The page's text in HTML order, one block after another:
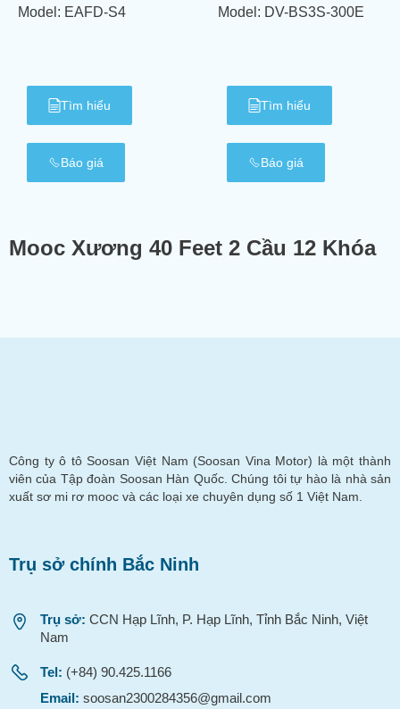
Model: EAFD-S4
Tìm hiểu
Báo giá
Model: DV-BS3S-300E
Tìm hiểu
Báo giá
Mooc Xương 40 Feet 2 Cầu 12 Khóa
Công ty ô tô Soosan Việt Nam (Soosan Vina Motor) là một thành
viên của Tập đoàn Soosan Hàn Quốc. Chúng tôi tự hào là nhà sản
xuất sơ mi rơ mooc và các loại xe chuyên dụng số 1 Việt Nam.
Trụ sở chính Bắc Ninh
Trụ sở: CCN Hạp Lĩnh, P. Hạp Lĩnh, Tỉnh Bắc Ninh, Việt
Nam
Tel: (+84) 90.425.1166
Email: soosan2300284356@gmail.com